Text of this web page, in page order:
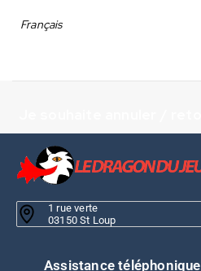
Français
1 rue verte
03150 St Loup
Assistance téléphonique